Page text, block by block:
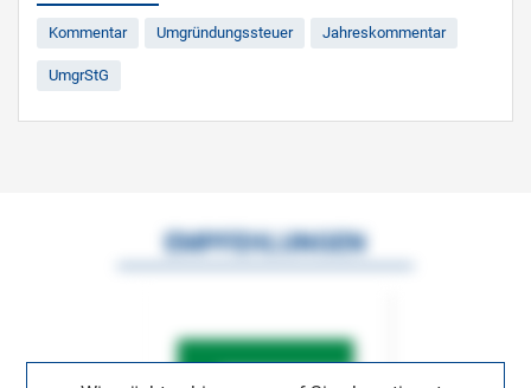
Kommentar Umgründungssteuer Jahreskommentar
UmgrStG
EMPFEHLUNGEN